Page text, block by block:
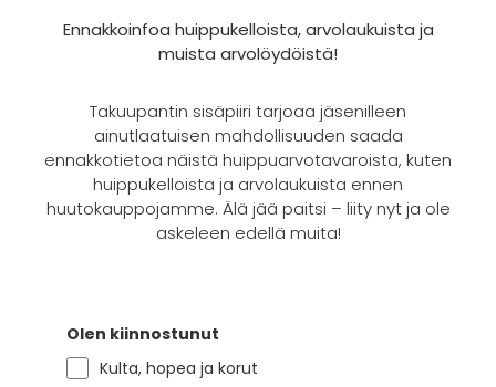
Ennakkoinfoa huippukelloista, arvolaukuista ja
muista arvolöydöistä!
Takuupantin sisäpiiri tarjoaa jäsenilleen
ainutlaatuisen mahdollisuuden saada
ennakkotietoa näistä huippuarvotavaroista, kuten
huippukelloista ja arvolaukuista ennen
huutokauppojamme. Älä jää paitsi – liity nyt ja ole
askeleen edellä muita!
Olen kiinnostunut
Kulta, hopea ja korut